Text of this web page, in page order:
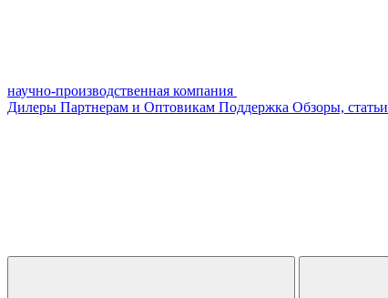
научно-производственная компания
Дилеры Партнерам и Оптовикам Поддержка Обзоры, статьи